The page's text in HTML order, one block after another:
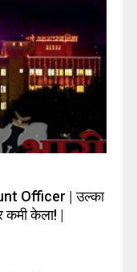
Officer | उल्का
कमी केला! |